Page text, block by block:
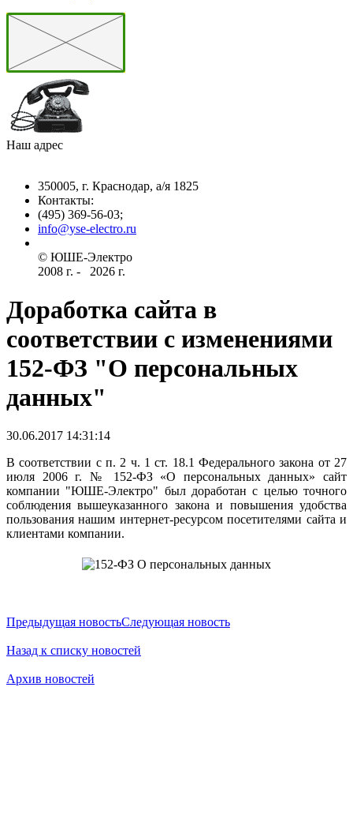
Наш адрес
350005, г. Краснодар, а/я 1825
Контакты: ­
(495) 369-56-03;
info@yse-electro.ru­
© ЮШЕ-Эл­ектро ­
2008 г­. - ­ ­­­­­
2026 г.
Доработка сайта в
соответствии с изменениями
152-ФЗ "О персональных
данных"
30.06.2017 14:31:14
В соответствии с п. 2 ч. 1 ст. 18.1 Федерального закона от 27
июля 2006 г. № 152-ФЗ «О персональных данных» сайт
компании "ЮШЕ-Электро" был доработан с целью точного
соблюдения вышеуказанного закона и повышения удобства
пользования нашим интернет-ресурсом посетителями сайта и
клиентами компании.
Предыдущая новостьСледующая новость
Назад к списку новостей
Архив новостей